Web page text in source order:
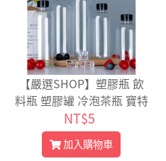
【嚴選SHOP】塑膠瓶 飲
料瓶 塑膠罐 冷泡茶瓶 寶特
瓶 寬口瓶 礦泉水瓶 大口瓶
圓柱瓶 外帶瓶 網美瓶 飲料
批發 手搖【S057】
NT$5
加入購物車